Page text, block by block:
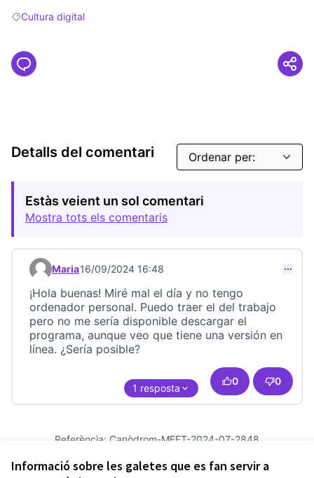
Informació sobre les galetes que es fan servir a
Resultats en filtrar per: Cultura digital
Cultura digital
Detalls del comentari
Estàs veient un sol comentari
Mostra tots els comentaris
Comentari 23390
Maria16/09/2024 16:48
¡Hola buenas! Miré mal el día y no tengo
ordenador personal. Puedo traer el del trabajo
pero no me sería disponible descargar el
programa, aunque veo que tiene una versión en
línea. ¿Sería posible?
0 0
1 resposta
Referència: Canòdrom-MEET-2024-07-2848
Afegir al calendari